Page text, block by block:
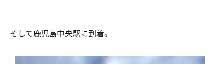
そして鹿児島中央駅に到着。